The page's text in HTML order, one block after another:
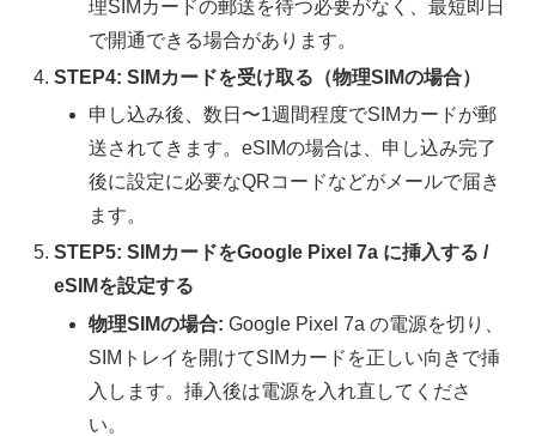
理SIMカードの郵送を待つ必要がなく、最短即日
で開通できる場合があります。
STEP4: SIMカードを受け取る（物理SIMの場合）
申し込み後、数日〜1週間程度でSIMカードが郵
送されてきます。eSIMの場合は、申し込み完了
後に設定に必要なQRコードなどがメールで届き
ます。
STEP5: SIMカードをGoogle Pixel 7a に挿入する /
eSIMを設定する
物理SIMの場合: Google Pixel 7a の電源を切り、
SIMトレイを開けてSIMカードを正しい向きで挿
入します。挿入後は電源を入れ直してくださ
い。